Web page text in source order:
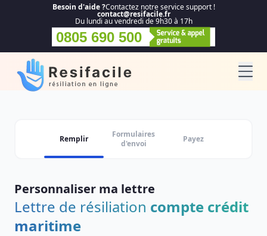
Besoin d'aide ?Contactez notre service support !
contact@resifacile.fr
Du lundi au vendredi de 9h30 à 17h
0805 690 500
Remplir
Formulaires
d'envoi
Payez
Personnaliser ma lettre
Lettre de résiliation compte crédit
maritime